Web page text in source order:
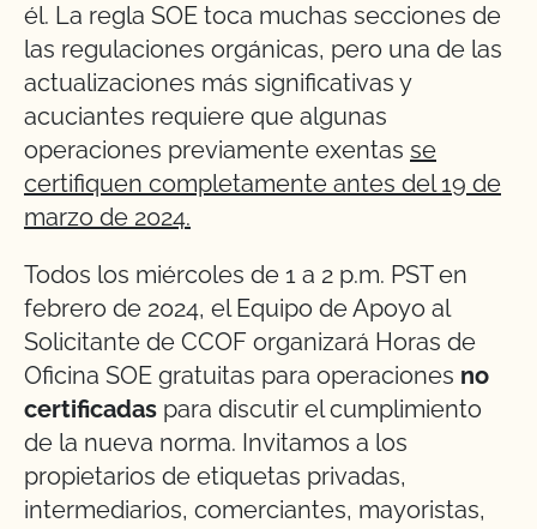
él. La regla SOE toca muchas secciones de
las regulaciones orgánicas, pero una de las
actualizaciones más significativas y
acuciantes requiere que algunas
operaciones previamente exentas se
certifiquen completamente antes del 19 de
marzo de 2024.
Todos los miércoles de 1 a 2 p.m. PST en
febrero de 2024, el Equipo de Apoyo al
Solicitante de CCOF organizará Horas de
Oficina SOE gratuitas para operaciones no
certificadas para discutir el cumplimiento
de la nueva norma. Invitamos a los
propietarios de etiquetas privadas,
intermediarios, comerciantes, mayoristas,